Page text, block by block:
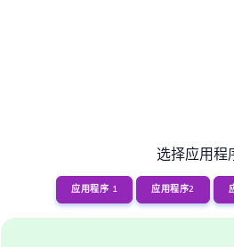
选择应用程
应用程序 1 应用程序2